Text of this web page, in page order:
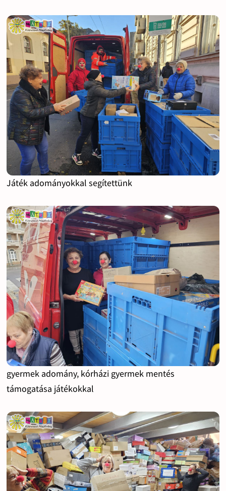
Játék adományokkal segítettünk
gyermek adomány, kórházi gyermek mentés
támogatása játékokkal